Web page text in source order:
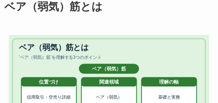
ベア（弱気）筋とは